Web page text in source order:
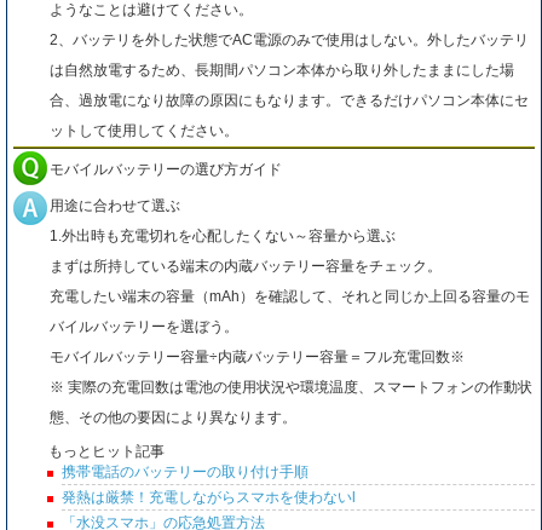
ようなことは避けてください。
2、バッテリを外した状態でAC電源のみで使用はしない。外したバッテリ
は自然放電するため、長期間パソコン本体から取り外したままにした場
合、過放電になり故障の原因にもなります。できるだけパソコン本体にセ
ットして使用してください。
モバイルバッテリーの選び方ガイド
用途に合わせて選ぶ
1.外出時も充電切れを心配したくない～容量から選ぶ
まずは所持している端末の内蔵バッテリー容量をチェック。
充電したい端末の容量（mAh）を確認して、それと同じか上回る容量のモ
バイルバッテリーを選ぼう。
モバイルバッテリー容量÷内蔵バッテリー容量＝フル充電回数※
※ 実際の充電回数は電池の使用状況や環境温度、スマートフォンの作動状
態、その他の要因により異なります。
もっとヒット記事
携帯電話のバッテリーの取り付け手順
発熱は厳禁！充電しながらスマホを使わないl
「水没スマホ」の応急処置方法